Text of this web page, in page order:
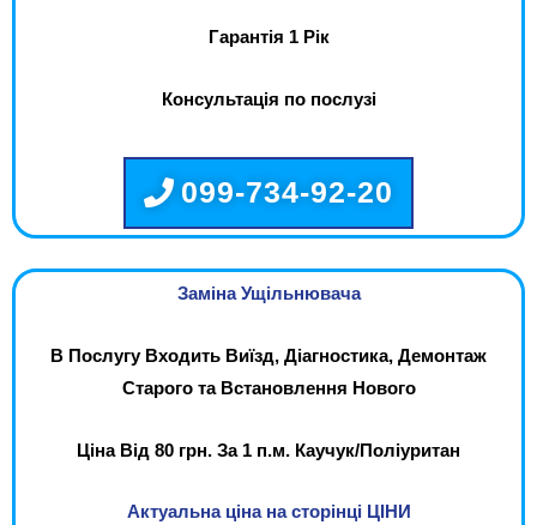
Гарантія 1 Рік
Консультація по послузі
099-734-92-20
Заміна Ущільнювача
В Послугу Входить Виїзд, Діагностика, Демонтаж
Старого та Встановлення Нового
Ціна Від 80 грн. За 1 п.м. Каучук/Поліуритан
Актуальна ціна на сторінці ЦІНИ